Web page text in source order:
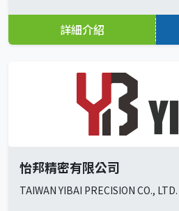
詳細介紹
怡邦精密有限公司
TAIWAN YIBAI PRECISION CO., LTD.